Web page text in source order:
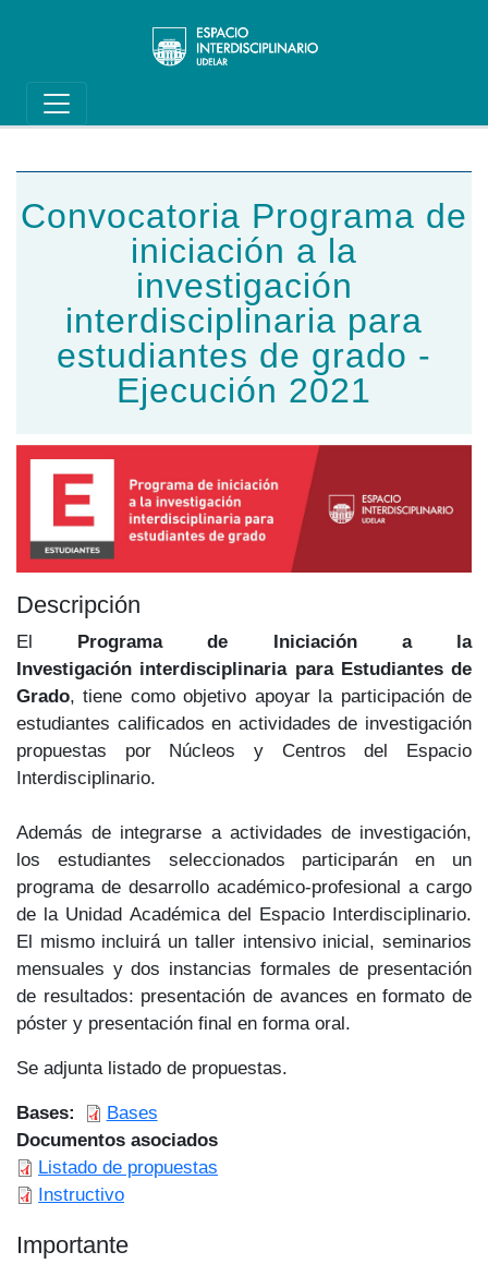
Main navigation
Convocatoria Programa de
iniciación a la
investigación
interdisciplinaria para
estudiantes de grado -
Ejecución 2021
Descripción
El Programa de Iniciación a la
Investigación interdisciplinaria para Estudiantes de
Grado, tiene como objetivo apoyar la participación de
estudiantes calificados en actividades de investigación
propuestas por Núcleos y Centros del Espacio
Interdisciplinario.
Además de integrarse a actividades de investigación,
los estudiantes seleccionados participarán en un
programa de desarrollo académico-profesional a cargo
de la Unidad Académica del Espacio Interdisciplinario.
El mismo incluirá un taller intensivo inicial, seminarios
mensuales y dos instancias formales de presentación
de resultados: presentación de avances en formato de
póster y presentación final en forma oral.
Se adjunta listado de propuestas.
Bases
Bases
Documentos asociados
Listado de propuestas
Instructivo
Importante